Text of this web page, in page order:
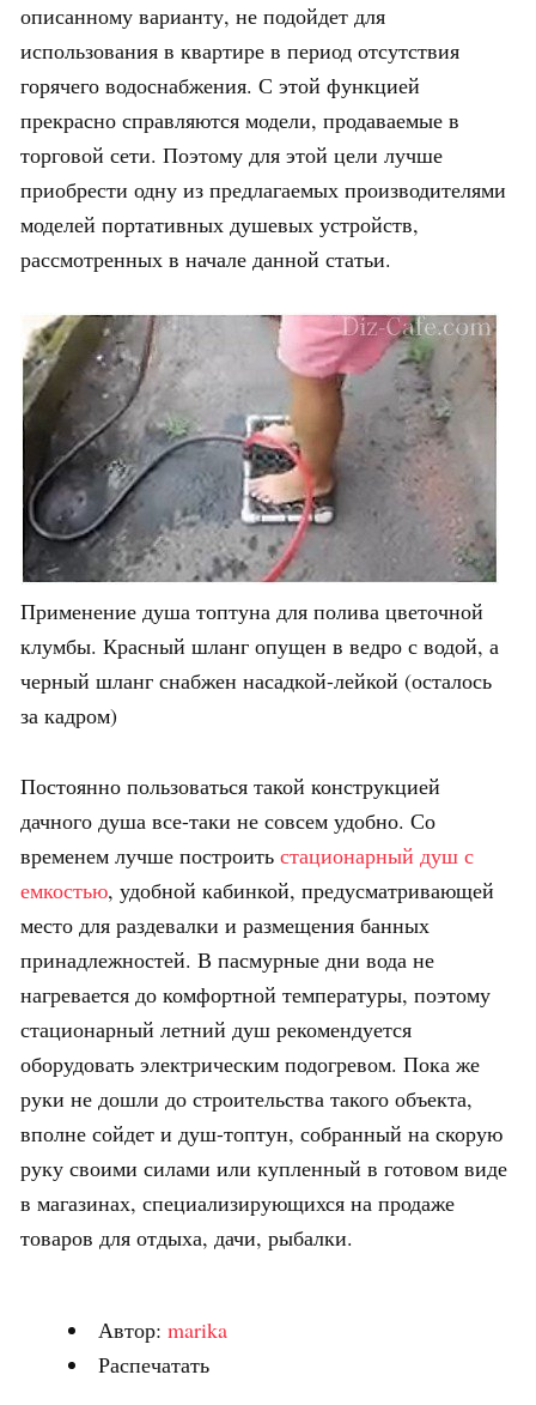
описанному варианту, не подойдет для
использования в квартире в период отсутствия
горячего водоснабжения. С этой функцией
прекрасно справляются модели, продаваемые в
торговой сети. Поэтому для этой цели лучше
приобрести одну из предлагаемых производителями
моделей портативных душевых устройств,
рассмотренных в начале данной статьи.
Применение душа топтуна для полива цветочной
клумбы. Красный шланг опущен в ведро с водой, а
черный шланг снабжен насадкой-лейкой (осталось
за кадром)
Постоянно пользоваться такой конструкцией
дачного душа все-таки не совсем удобно. Со
временем лучше построить стационарный душ с
емкостью, удобной кабинкой, предусматривающей
место для раздевалки и размещения банных
принадлежностей. В пасмурные дни вода не
нагревается до комфортной температуры, поэтому
стационарный летний душ рекомендуется
оборудовать электрическим подогревом. Пока же
руки не дошли до строительства такого объекта,
вполне сойдет и душ-топтун, собранный на скорую
руку своими силами или купленный в готовом виде
в магазинах, специализирующихся на продаже
товаров для отдыха, дачи, рыбалки.
Автор: marika
Распечатать